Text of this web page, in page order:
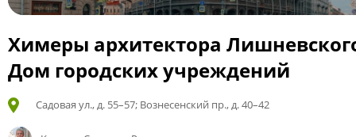
Химеры архитектора
Дом городских учреждений
Садовая ул., д. 55–57; Вознесенский пр., д. 40–42